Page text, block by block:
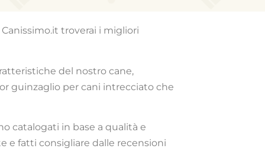
troverai i migliori
del nostro cane,
guinzaglio per cani intrecciato che
catalogati in base a qualità e
e fatti consigliare dalle recensioni